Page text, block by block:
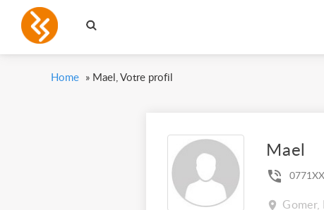
Home » Mael, Votre profil
Mael
Gomer,